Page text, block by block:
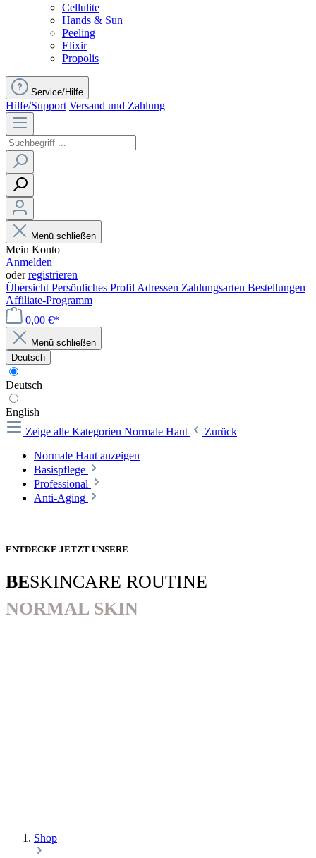
Cellulite
Hands & Sun
Peeling
Elixir
Propolis
Service/Hilfe
Hilfe/Support Versand und Zahlung
Menü schließen
Mein Konto
Anmelden
oderregistrieren
Übersicht Persönliches Profil Adressen Zahlungsarten Bestellungen
Affiliate-Programm
0,00 €*
Menü schließen
Deutsch
Deutsch
English
Zeige alle Kategorien Normale Haut
Zurück
Normale Haut anzeigen
Basispflege
Professional
Anti-Aging
ENTDECKE JETZT UNSERE
BESKINCARE ROUTINE
NORMAL SKIN
Shop